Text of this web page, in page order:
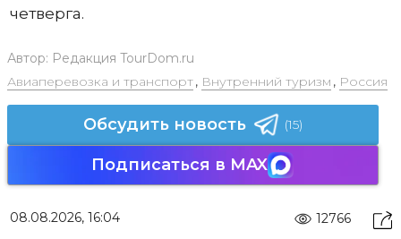
четверга.
Автор: Редакция TourDom.ru
Авиаперевозка и транспорт, Внутренний туризм , Россия
Обсудить новость (15)
Подписаться в MAX
08.08.2026, 16:04 12766